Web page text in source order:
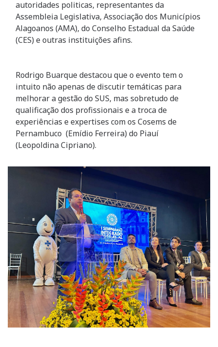
autoridades politicas, representantes da
Assembleia Legislativa, Associação dos Municípios
Alagoanos (AMA), do Conselho Estadual da Saúde
(CES) e outras instituições afins.
Rodrigo Buarque destacou que o evento tem o
intuito não apenas de discutir temáticas para
melhorar a gestão do SUS, mas sobretudo de
qualificação dos profissionais e a troca de
experiências e expertises com os Cosems de
Pernambuco (Emídio Ferreira) do Piauí
(Leopoldina Cipriano).